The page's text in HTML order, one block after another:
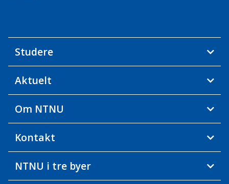
Studere
Aktuelt
Om NTNU
Kontakt
NTNU i tre byer